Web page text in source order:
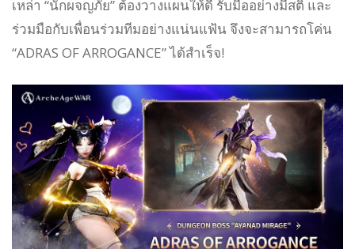
เหล่า “นักผจญภัย” ต้องวางแผนให้ดี รับมืออย่างมีสติ และ
ร่วมมือกับเพื่อนร่วมทีมอย่างแน่นแฟ้น จึงจะสามารถโค่น
“ADRAS OF ARROGANCE” ได้สำเร็จ!